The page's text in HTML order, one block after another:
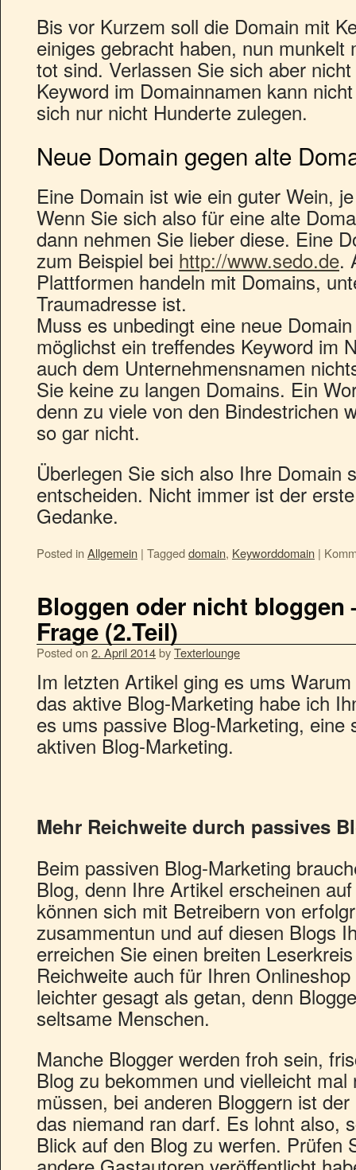
Bis vor Kurzem soll die Domain mit
einiges gebracht haben, nun munkelt
tot sind. Verlassen Sie sich aber
Keyword im Domainnamen kann
sich nur nicht Hunderte zulegen.
Neue Domain gegen alte
Eine Domain ist wie ein guter Wein,
Wenn Sie sich also für eine alte
dann nehmen Sie lieber diese. Eine
zum Beispiel bei http://www.sedo.de.
Plattformen handeln mit Domains,
Traumadresse ist.
Muss es unbedingt eine neue
möglichst ein treffendes Keyword im
auch dem Unternehmensnamen
Sie keine zu langen Domains. Ein
denn zu viele von den Bindestrichen
so gar nicht.
Überlegen Sie sich also Ihre Domain
entscheiden. Nicht immer ist der
Gedanke.
Posted in Allgemein | Taggeddomain, Keyworddomain |
Bloggen oder nicht bloggen
Frage (2.Teil)
Posted on 2. April 2014byTexterlounge
Im letzten Artikel ging es ums
das aktive Blog-Marketing habe ich
es ums passive Blog-Marketing, eine
aktiven Blog-Marketing.
Mehr Reichweite durch passives
Beim passiven Blog-Marketing
Blog, denn Ihre Artikel erscheinen
können sich mit Betreibern von
zusammentun und auf diesen Blogs
erreichen Sie einen breiten
Reichweite auch für Ihren
leichter gesagt als getan, denn
seltsame Menschen.
Manche Blogger werden froh sein,
Blog zu bekommen und vielleicht
müssen, bei anderen Bloggern ist
das niemand ran darf. Es lohnt also,
Blick auf den Blog zu werfen. Prüfen